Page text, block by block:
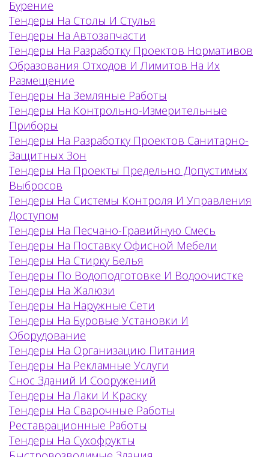
Бурение
Тендеры На Столы И Стулья
Тендеры На Автозапчасти
Тендеры На Разработку Проектов Нормативов
Образования Отходов И Лимитов На Их
Размещение
Тендеры На Земляные Работы
Тендеры На Контрольно-Измерительные
Приборы
Тендеры На Разработку Проектов Санитарно-
Защитных Зон
Тендеры На Проекты Предельно Допустимых
Выбросов
Тендеры На Системы Контроля И Управления
Доступом
Тендеры На Песчано-Гравийную Смесь
Тендеры На Поставку Офисной Мебели
Тендеры На Стирку Белья
Тендеры По Водоподготовке И Водоочистке
Тендеры На Жалюзи
Тендеры На Наружные Сети
Тендеры На Буровые Установки И
Оборудование
Тендеры На Организацию Питания
Тендеры На Рекламные Услуги
Снос Зданий И Сооружений
Тендеры На Лаки И Краску
Тендеры На Сварочные Работы
Реставрационные Работы
Тендеры На Сухофрукты